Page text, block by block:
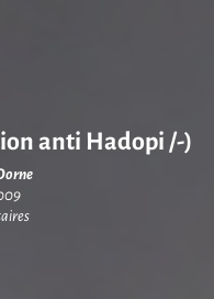
anti Hadopi /-)